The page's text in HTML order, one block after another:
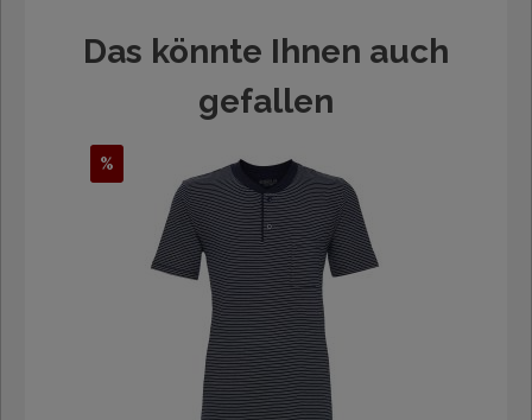
Das könnte Ihnen auch
gefallen
%